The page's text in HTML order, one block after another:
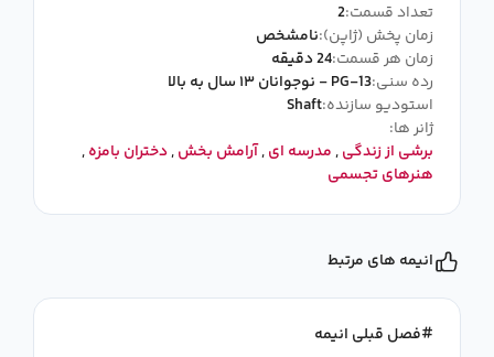
تعداد قسمت:2
زمان پخش (ژاپن):نامشخص
زمان هر قسمت:24 دقیقه
رده سنی:PG-13 - نوجوانان ۱۳ سال به بالا
استودیو سازنده:Shaft
ژانر ها:
برشی از زندگی,مدرسه ای,آرامش بخش,دختران بامزه,
هنرهای تجسمی
انیمه های مرتبط
فصل قبلی انیمه